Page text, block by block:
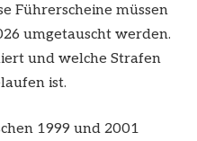
Führerscheine müssen
umgetauscht werden.
und welche Strafen
ist.
1999 und 2001